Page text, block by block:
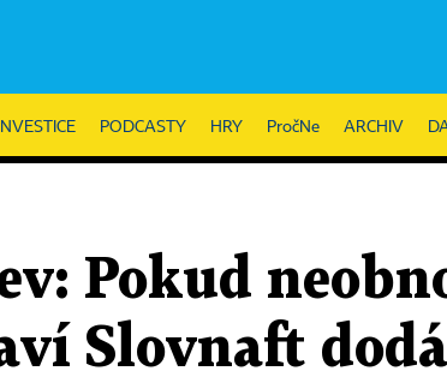
INVESTICE PODCASTY HRY PročNe ARCHIV
Pokud
Slovnaft